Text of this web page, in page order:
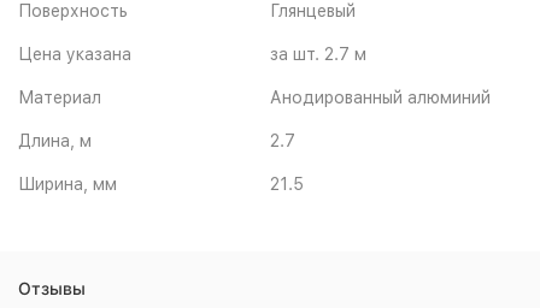
Поверхность Глянцевый
Цена указана за шт. 2.7 м
Материал Анодированный алюминий
Длина, м 2.7
Ширина, мм 21.5
Отзывы